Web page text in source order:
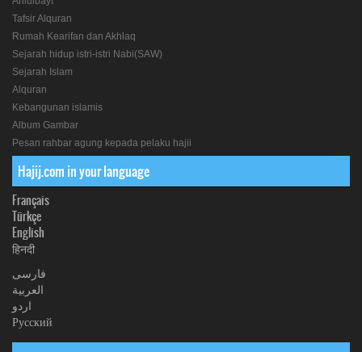
Tafsir Alquran
Rumah Kearifan dan Akhlaq
Sejarah hidup istri-istri Nabi(SAW)
Sejarah Islam
Alquran
Kebangunan islamis
Album Gambar
Pesan rahbar agung kepada pelaku hajii
Hajij.com in your language
Français
Türkçe
English
हिनदी
فارسی
العربیة
اردو
Русский